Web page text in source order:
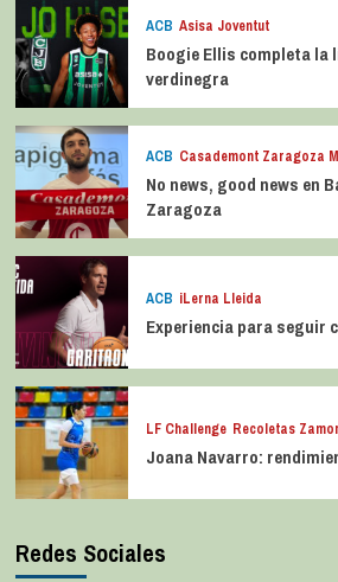
ACB Asisa Joventut
Boogie Ellis completa la
verdinegra
ACB Casademont Zaragoza
No news, good news en
Zaragoza
ACB iLerna Lleida
Experiencia para seguir
LF Challenge Recoletas
Joana Navarro:
Redes Sociales